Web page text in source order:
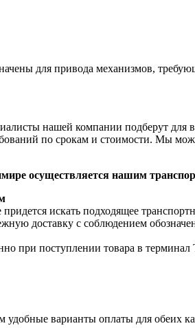
для привода механизмов,
нашей компании подберут
по срокам и стоимости. Мы
осуществляется нашим
искать подходящее
доставку с соблюдением
при поступлении товара в
варианты оплаты для обеих